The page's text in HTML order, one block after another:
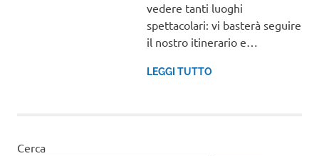
vedere tanti luoghi
spettacolari: vi basterà seguire
il nostro itinerario e…
LEGGI TUTTO
Cerca